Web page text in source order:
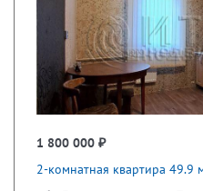
1 800 000 ₽
2-комнатная квартира 49.9